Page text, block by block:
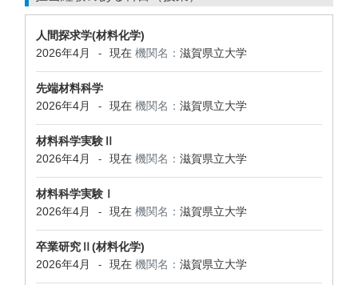
人間探求学(材料化学)
2026年4月
- 現在 機関名： 滋賀県立大学
先端材料科学
2026年4月
- 現在 機関名： 滋賀県立大学
材料科学実験Ⅱ
2026年4月
- 現在 機関名： 滋賀県立大学
材料科学実験Ⅰ
2026年4月
- 現在 機関名： 滋賀県立大学
卒業研究Ⅱ(材料化学)
2026年4月
- 現在 機関名： 滋賀県立大学